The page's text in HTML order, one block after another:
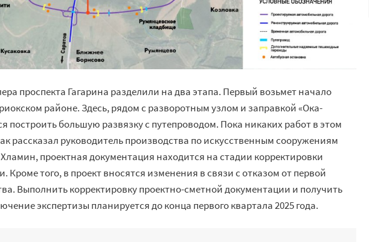
проспекта Гагарина разделили на два этапа. Первый возьмет начало
районе. Здесь, рядом с разворотным узлом и заправкой «Ока-
построить большую развязку с путепроводом. Пока никаких работ в этом
рассказал руководитель производства по искусственным сооружениям
проектная документация находится на стадии корректировки
Кроме того, в проект вносятся изменения в связи с отказом от первой
Выполнить корректировку проектно-сметной документации и получить
экспертизы планируется до конца первого квартала 2025 года.